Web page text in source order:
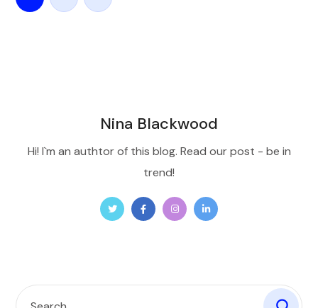
Nina Blackwood
Hi! I`m an authtor of this blog. Read our post - be in
trend!